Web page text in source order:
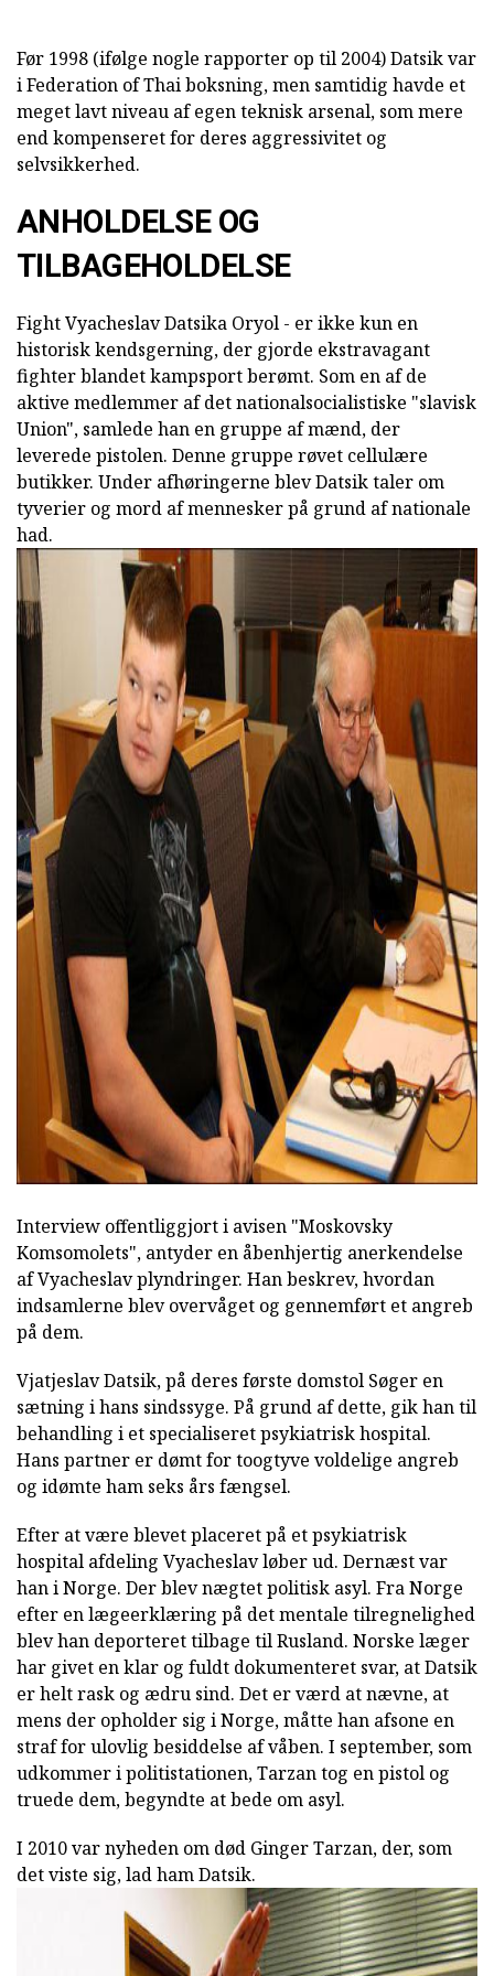
Før 1998 (ifølge nogle rapporter op til 2004) Datsik var
i Federation of Thai boksning, men samtidig havde et
meget lavt niveau af egen teknisk arsenal, som mere
end kompenseret for deres aggressivitet og
selvsikkerhed.
ANHOLDELSE OG
TILBAGEHOLDELSE
Fight Vyacheslav Datsika Oryol - er ikke kun en
historisk kendsgerning, der gjorde ekstravagant
fighter blandet kampsport berømt. Som en af de
aktive medlemmer af det nationalsocialistiske "slavisk
Union", samlede han en gruppe af mænd, der
leverede pistolen. Denne gruppe røvet cellulære
butikker. Under afhøringerne blev Datsik taler om
tyverier og mord af mennesker på grund af nationale
had.
ad
Interview offentliggjort i avisen "Moskovsky
Komsomolets", antyder en åbenhjertig anerkendelse
af Vyacheslav plyndringer. Han beskrev, hvordan
indsamlerne blev overvåget og gennemført et angreb
på dem.
Vjatjeslav Datsik, på deres første domstol Søger en
sætning i hans sindssyge. På grund af dette, gik han til
behandling i et specialiseret psykiatrisk hospital.
Hans partner er dømt for toogtyve voldelige angreb
og idømte ham seks års fængsel.
Efter at være blevet placeret på et psykiatrisk
hospital afdeling Vyacheslav løber ud. Dernæst var
han i Norge. Der blev nægtet politisk asyl. Fra Norge
efter en lægeerklæring på det mentale tilregnelighed
blev han deporteret tilbage til Rusland. Norske læger
har givet en klar og fuldt dokumenteret svar, at Datsik
er helt rask og ædru sind. Det er værd at nævne, at
mens der opholder sig i Norge, måtte han afsone en
straf for ulovlig besiddelse af våben. I september, som
udkommer i politistationen, Tarzan tog en pistol og
truede dem, begyndte at bede om asyl.
I 2010 var nyheden om død Ginger Tarzan, der, som
det viste sig, lad ham Datsik.